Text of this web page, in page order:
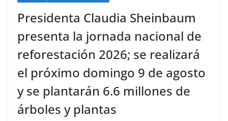
Presidenta Claudia Sheinbaum
presenta la jornada nacional de
reforestación 2026; se realizará
el próximo domingo 9 de agosto
y se plantarán 6.6 millones de
árboles y plantas